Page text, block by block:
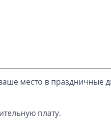
место в праздничные
плату.